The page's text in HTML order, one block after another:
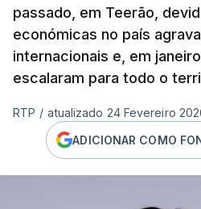
passado, em Teerão,
económicas no país
internacionais e, em
escalaram para todo o
RTP / atualizado 24 Fevereiro
ADICIONAR COMO